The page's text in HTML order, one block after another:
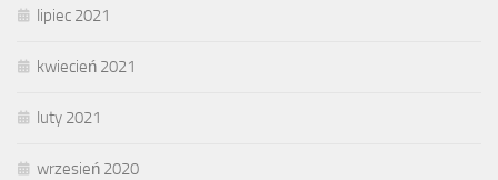
lipiec 2021
kwiecień 2021
luty 2021
wrzesień 2020